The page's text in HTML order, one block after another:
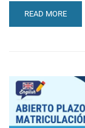
READ
MORE
DE
VERANO
APTIS,
B1,
READ MORE